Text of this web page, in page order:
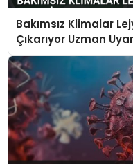
Bakımsız Klimalar
Çıkarıyor Uzman